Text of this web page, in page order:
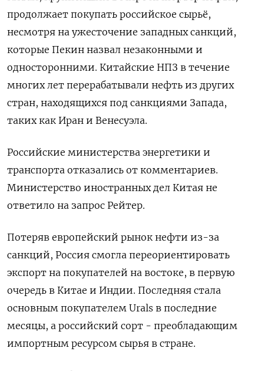
продолжает покупать российское сырьё,
несмотря на ужесточение западных санкций,
которые Пекин назвал незаконными и
односторонними. Китайские НПЗ в течение
многих лет перерабатывали нефть из других
стран, находящихся под санкциями Запада,
таких как Иран и Венесуэла.
Российские министерства энергетики и
транспорта отказались от комментариев.
Министерство иностранных дел Китая не
ответило на запрос Рейтер.
Потеряв европейский рынок нефти из-за
санкций, Россия смогла переориентировать
экспорт на покупателей на востоке, в первую
очередь в Китае и Индии. Последняя стала
основным покупателем Urals в последние
месяцы, а российский сорт - преобладающим
импортным ресурсом сырья в стране.